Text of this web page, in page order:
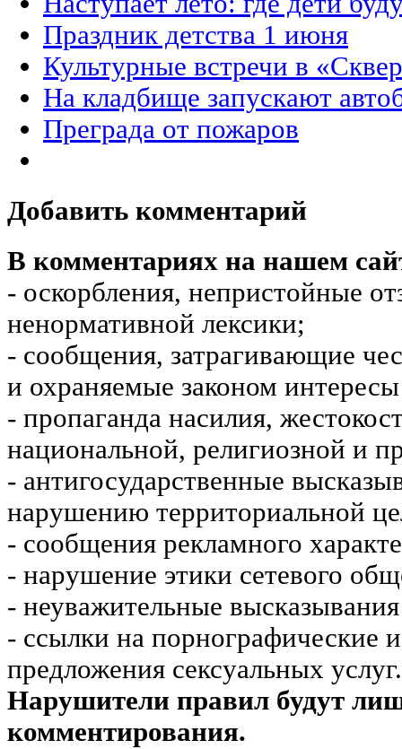
Праздник детства 1 июня
Культурные встречи в
На кладбище запускают
Преграда от пожаров
Добавить комментарий
В комментариях на нашем
- оскорбления, непристойные
ненормативной лексики;
- сообщения, затрагивающие
и охраняемые законом
- пропаганда насилия,
национальной, религиозной и
- антигосударственные
нарушению территориальной
- сообщения рекламного
- нарушение этики сетевого
- неуважительные
- ссылки на порнографические
предложения сексуальных услуг.
Нарушители правил будут
комментирования.